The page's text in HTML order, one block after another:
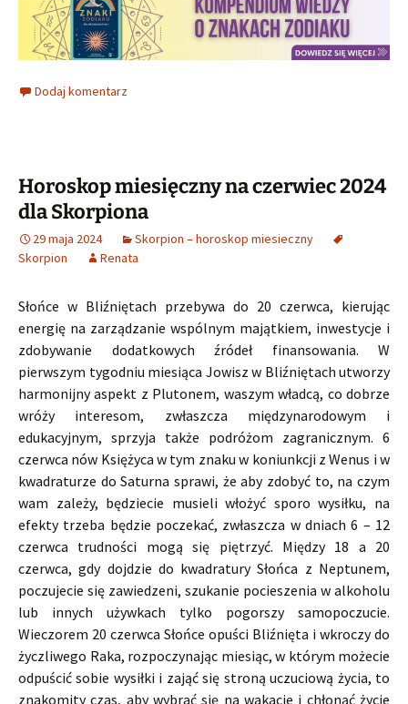
Dodaj komentarz
Horoskop miesięczny na czerwiec 2024
dla Skorpiona
29 maja 2024
Skorpion – horoskop miesieczny
Skorpion
Renata
Słońce w Bliźniętach przebywa do 20 czerwca, kierując
energię na zarządzanie wspólnym majątkiem, inwestycje i
zdobywanie dodatkowych źródeł finansowania. W
pierwszym tygodniu miesiąca Jowisz w Bliźniętach utworzy
harmonijny aspekt z Plutonem, waszym władcą, co dobrze
wróży interesom, zwłaszcza międzynarodowym i
edukacyjnym, sprzyja także podróżom zagranicznym. 6
czerwca nów Księżyca w tym znaku w koniunkcji z Wenus i w
kwadraturze do Saturna sprawi, że aby zdobyć to, na czym
wam zależy, będziecie musieli włożyć sporo wysiłku, na
efekty trzeba będzie poczekać, zwłaszcza w dniach 6 – 12
czerwca trudności mogą się piętrzyć. Między 18 a 20
czerwca, gdy dojdzie do kwadratury Słońca z Neptunem,
poczujecie się zawiedzeni, szukanie pocieszenia w alkoholu
lub innych używkach tylko pogorszy samopoczucie.
Wieczorem 20 czerwca Słońce opuści Bliźnięta i wkroczy do
życzliwego Raka, rozpoczynając miesiąc, w którym możecie
odpuścić sobie wysiłki i zająć się stroną uczuciową życia, to
znakomity czas, aby wybrać się na wakacje i chłonąć życie